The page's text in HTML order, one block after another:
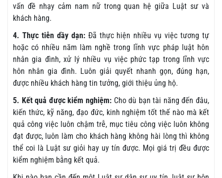
vấn đề nhạy cảm nam nữ trong quan hệ giữa Luật sư và
khách hàng.
4. Thực tiễn dầy dạn:Đã thực hiện nhiều vụ việc tương tự
hoặc có nhiều năm làm nghề trong lĩnh vực pháp luật hôn
nhân gia đình, xử lý nhiều vụ việc phức tạp trong lĩnh vực
hôn nhân gia đình. Luôn giải quyết nhanh gọn, đúng hạn,
được nhiều khách hàng tin tưởng, giới thiệu ủng hộ.
5. Kết quả được kiểm nghiệm:Cho dù bạn tài năng đến đâu,
kiến thức, kỹ năng, đạo đức, kinh nghiệm tốt thế nào mà kết
quả công việc luôn chậm trễ, mục tiêu công việc luôn không
đạt được, luôn làm cho khách hàng không hài lòng thì không
thể coi là Luật sư giỏi hay uy tín được. Mọi giá trị đều được
kiểm nghiệm bằng kết quả.